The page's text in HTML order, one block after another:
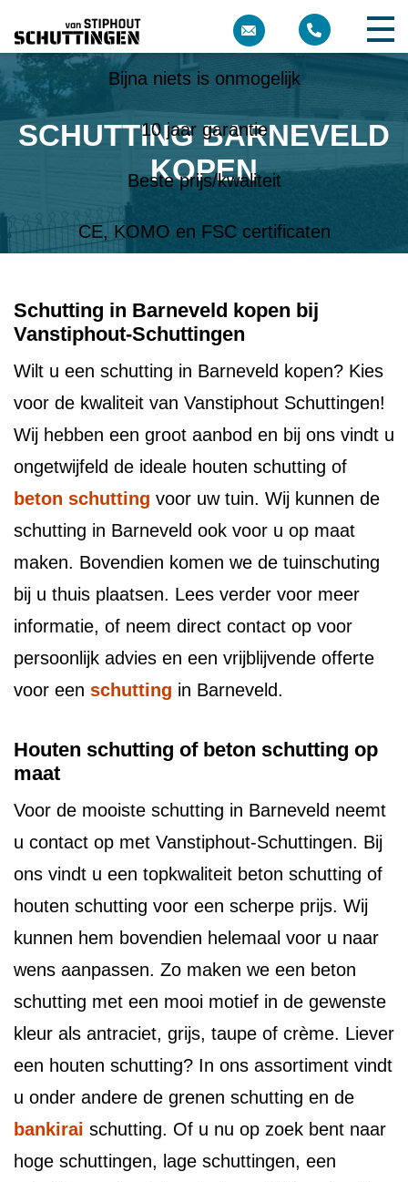
SCHUTTING BARNEVELD
KOPEN
Meer dan 10 jaar ervaring
Bijna niets is onmogelijk
10 jaar garantie
Beste prijs/kwaliteit
CE, KOMO en FSC certificaten
Schutting in Barneveld kopen bij
Vanstiphout-Schuttingen
Wilt u een schutting in Barneveld kopen? Kies
voor de kwaliteit van Vanstiphout Schuttingen!
Wij hebben een groot aanbod en bij ons vindt u
ongetwijfeld de ideale houten schutting of
beton schutting voor uw tuin. Wij kunnen de
schutting in Barneveld ook voor u op maat
maken. Bovendien komen we de tuinschuting
bij u thuis plaatsen. Lees verder voor meer
informatie, of neem direct contact op voor
persoonlijk advies en een vrijblijvende offerte
voor een schutting in Barneveld.
Houten schutting of beton schutting op
maat
Voor de mooiste schutting in Barneveld neemt
u contact op met Vanstiphout-Schuttingen. Bij
ons vindt u een topkwaliteit beton schutting of
houten schutting voor een scherpe prijs. Wij
kunnen hem bovendien helemaal voor u naar
wens aanpassen. Zo maken we een beton
schutting met een mooi motief in de gewenste
kleur als antraciet, grijs, taupe of crème. Liever
een houten schutting? In ons assortiment vindt
u onder andere de grenen schutting en de
bankirai schutting. Of u nu op zoek bent naar
hoge schuttingen, lage schuttingen, een